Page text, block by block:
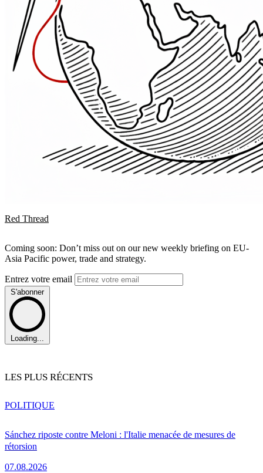
Red Thread
Coming soon: Don’t miss out on our new weekly briefing on EU-
Asia Pacific power, trade and strategy.
Entrez votre email
S'abonner
Loading...
LES PLUS RÉCENTS
Sánchez riposte contre Meloni : l'Italie menacée de mesures de
rétorsion
07.08.2026
POLITIQUE